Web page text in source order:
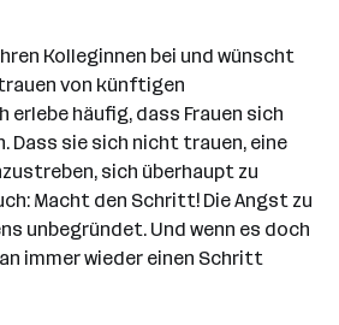
Kolleginnen bei und wünscht
von künftigen
erlebe häufig, dass Frauen sich
Dass sie sich nicht trauen, eine
sich überhaupt zu
Macht den Schritt! Die Angst zu
unbegründet. Und wenn es doch
immer wieder einen Schritt